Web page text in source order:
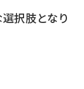
択肢となり